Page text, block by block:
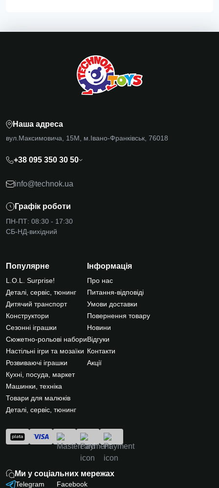
Наша адреса
вул.Максимовича, 15М, м.Івано-Франківськ, 76018
+38 095 350 30 50
info@technok.ua
Графік роботи
ПН-ПТ: 08:30 - 17:30
СБ-НД-вихідний
Популярне
L.O.L. Surprise!
Деталі, сервіс, тюнинг
Дитячий транспорт
Конструктори
Сезонні іграшки
Сюжетно-рольові набори
Настільні ігри та мозаїки
Розвиваючі іграшки
Кухні, посуда, маркет
Машинки, техніка
Товари для малюків
Деталі, сервіс, тюнинг
Інформація
Про нас
Питання-відповіді
Умови доставки
Повернення товару
Новини
Відгуки
Контакти
Акції
Ми у соціальних мережах
Telegram Facebook